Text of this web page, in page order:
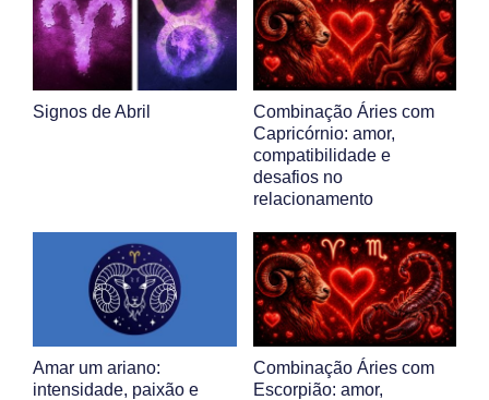
Signos de Abril
Combinação Áries com
Capricórnio: amor,
compatibilidade e
desafios no
relacionamento
Amar um ariano:
intensidade, paixão e
Combinação Áries com
Escorpião: amor,